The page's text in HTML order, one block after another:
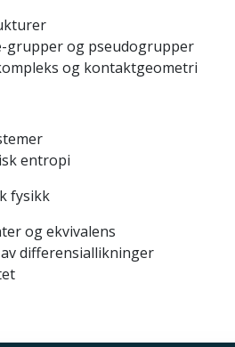
grupper og pseudogrupper
og kontaktgeometri
entropi
fysikk
og ekvivalens
differensiallikninger